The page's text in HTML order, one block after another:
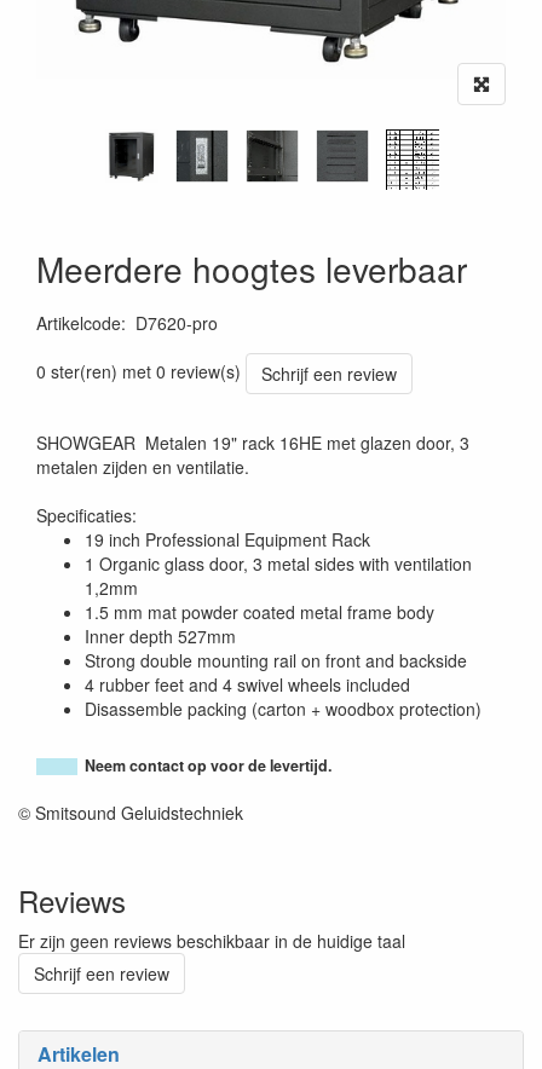
Artikelen
Meerdere hoogtes leverbaar
Artikelcode: D7620-pro
0 ster(ren) met 0 review(s)
Schrijf een review
SHOWGEAR Metalen 19" rack 16HE met glazen door, 3
metalen zijden en ventilatie.
Specificaties:
19 inch Professional Equipment Rack
1 Organic glass door, 3 metal sides with ventilation
1,2mm
1.5 mm mat powder coated metal frame body
Inner depth 527mm
Strong double mounting rail on front and backside
4 rubber feet and 4 swivel wheels included
Disassemble packing (carton + woodbox protection)
Neem contact op voor de levertijd.
© Smitsound Geluidstechniek
Reviews
Er zijn geen reviews beschikbaar in de huidige taal
Schrijf een review